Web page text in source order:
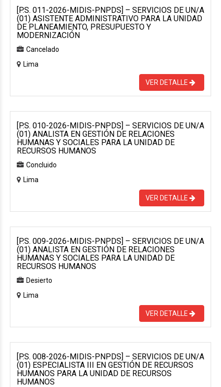
[P.S. 011-2026-MIDIS-PNPDS] – SERVICIOS DE UN/A
(01) ASISTENTE ADMINISTRATIVO PARA LA UNIDAD
DE PLANEAMIENTO, PRESUPUESTO Y
MODERNIZACIÓN
Cancelado
Lima
VER DETALLE
[P.S. 010-2026-MIDIS-PNPDS] – SERVICIOS DE UN/A
(01) ANALISTA EN GESTIÓN DE RELACIONES
HUMANAS Y SOCIALES PARA LA UNIDAD DE
RECURSOS HUMANOS
Concluido
Lima
VER DETALLE
[P.S. 009-2026-MIDIS-PNPDS] – SERVICIOS DE UN/A
(01) ANALISTA EN GESTIÓN DE RELACIONES
HUMANAS Y SOCIALES PARA LA UNIDAD DE
RECURSOS HUMANOS
Desierto
Lima
VER DETALLE
[P.S. 008-2026-MIDIS-PNPDS] – SERVICIOS DE UN/A
(01) ESPECIALISTA III EN GESTIÓN DE RECURSOS
HUMANOS PARA LA UNIDAD DE RECURSOS
HUMANOS